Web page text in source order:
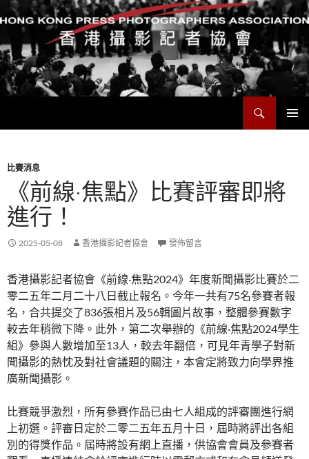
要
比賽消息
《前線·焦點》比賽評審即將
進行！
2025-05-08 香港攝影記者協會 發佈留言
香港攝影記者協會《前線·焦點2024》年度新聞攝影比賽於二
零二五年二月二十八日截止報名。今年一共有75名參賽者報
名，合共提交了836張相片及56輯圖片故事，整體參賽數字
較去年稍微下降。此外，第二次舉辦的《前線·焦點2024學生
組》參與人數增加至13人，較去年翻倍，可見年青學子對新
聞攝影的熱忱及對社會議題的關注，本會定將致力向學界推
廣新聞攝影。
比賽競爭激烈，所有參賽作品已由七人組成的評審團進行網
上初選。評審日定於二零二五年五月十日，屆時將評出各組
別的得獎作品。屆時將設有網上直播，供協會會員及參賽者